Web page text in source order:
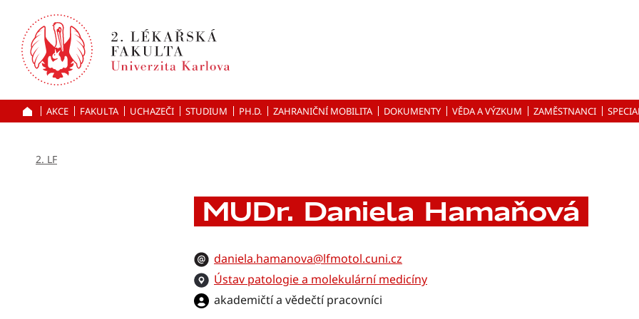
k hlavnímu
obsahu
ÚVOD
AKCE FAKULTA UCHAZEČI STUDIUM PH.D. ZAHRANIČNÍ MOBILITA DOKUMENTY VĚDA A VÝZKUM ZAMĚSTNANCI
2. LF
MUDr. Daniela Hamaňová
daniela.hamanova@lfmotol.cuni.cz
Ústav patologie a molekulární medicíny
akademičtí a vědečtí pracovníci